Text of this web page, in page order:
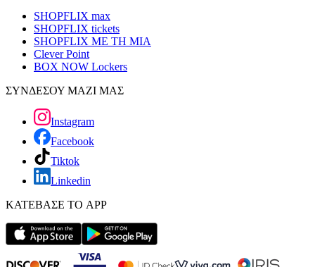
SHOPFLIX max
SHOPFLIX tickets
SHOPFLIX ΜΕ ΤΗ ΜΙΑ
Clever Point
BOX NOW Lockers
ΣΥΝΔΕΣΟΥ ΜΑΖΙ ΜΑΣ
Instagram
Facebook
Tiktok
Linkedin
ΚΑΤΕΒΑΣΕ ΤΟ APP